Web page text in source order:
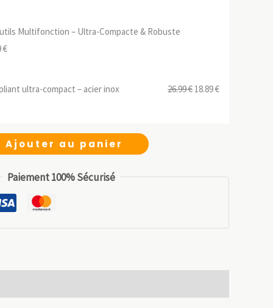
Multifonction – Ultra-Compacte & Robuste
€Le
ultra-compact – acier inox 26.99€ Le
18.89€Le
Ajouter au panier
Paiement 100% Sécurisé